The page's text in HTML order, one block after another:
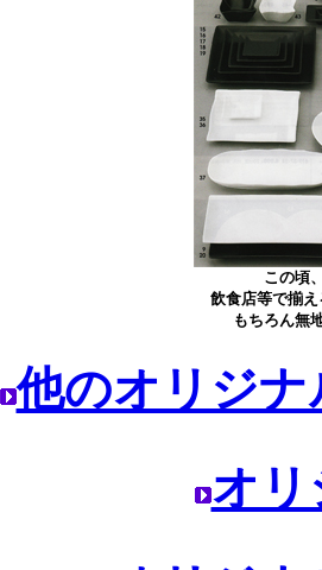
この頃
飲食店等で揃
もちろん無
他のオリジ
オリ